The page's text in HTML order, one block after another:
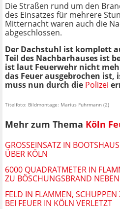
Die Straßen rund um den
des Einsatzes für mehrere
Mitternacht waren auch die
abgeschlossen.
Der Dachstuhl ist komplett
Teil des Nachbarhauses ist
ist laut Feuerwehr nicht
das Feuer ausgebrochen
muss nun durch die Polizei
Titelfoto: Bildmontage: Marius Fuhrmann (2)
Mehr zum Thema Köln
GROSSEINSATZ IN
BER KÖLN
6000 QUADRATMETER IN
ZU BÖSCHUNGSBRAND
FELD IN FLAMMEN, SCHUPPEN
BEI FEUER IN KÖLN VERLETZT